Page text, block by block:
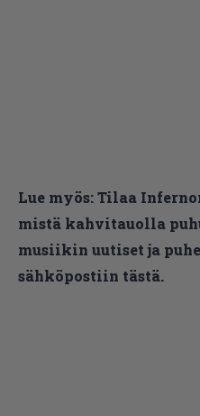
Lue myös:Tilaa
mistä kahvitauolla
musiikin uutiset ja
sähköpostiin tästä.